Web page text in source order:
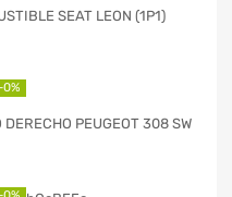
SEAT LEON (1P1)
0%
DERECHO PEUGEOT 308 SW